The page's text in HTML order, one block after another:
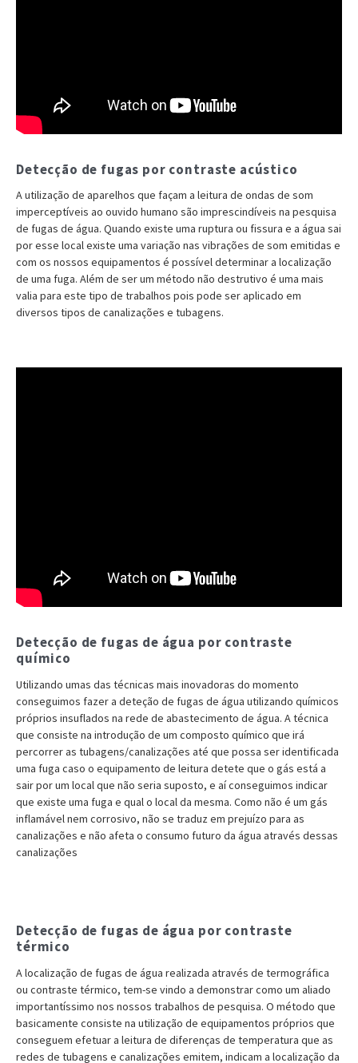
Detecção de fugas por contraste acústico
A utilização de aparelhos que façam a leitura de ondas de som
imperceptíveis ao ouvido humano são imprescindíveis na pesquisa
de fugas de água. Quando existe uma ruptura ou fissura e a água sai
por esse local existe uma variação nas vibrações de som emitidas e
com os nossos equipamentos é possível determinar a localização
de uma fuga. Além de ser um método não destrutivo é uma mais
valia para este tipo de trabalhos pois pode ser aplicado em
diversos tipos de canalizações e tubagens.
Detecção de fugas de água por contraste
químico
Utilizando umas das técnicas mais inovadoras do momento
conseguimos fazer a deteção de fugas de água utilizando químicos
próprios insuflados na rede de abastecimento de água. A técnica
que consiste na introdução de um composto químico que irá
percorrer as tubagens/canalizações até que possa ser identificada
uma fuga caso o equipamento de leitura detete que o gás está a
sair por um local que não seria suposto, e aí conseguimos indicar
que existe uma fuga e qual o local da mesma. Como não é um gás
inflamável nem corrosivo, não se traduz em prejuízo para as
canalizações e não afeta o consumo futuro da água através dessas
canalizações
Detecção de fugas de água por contraste
térmico
A localização de fugas de água realizada através de termográfica
ou contraste térmico, tem-se vindo a demonstrar como um aliado
importantíssimo nos nossos trabalhos de pesquisa. O método que
basicamente consiste na utilização de equipamentos próprios que
conseguem efetuar a leitura de diferenças de temperatura que as
redes de tubagens e canalizações emitem, indicam a localização da